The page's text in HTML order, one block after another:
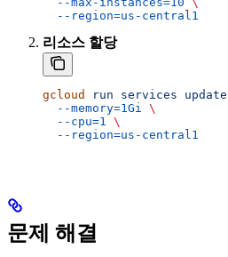
  --region=us-central1
리소스 할당
gcloud run services update
  --memory=1Gi
\
  --cpu=1
\
  --region=us-central1
문제 해결